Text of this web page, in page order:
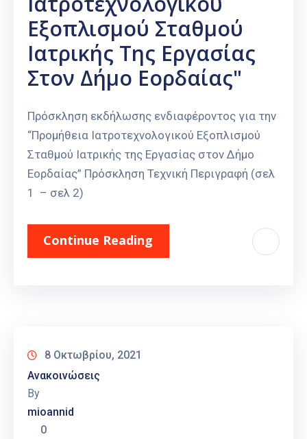
Εξοπλισμού Σταθμού
Ιατρικής Της Εργασίας
Στον Δήμο Εορδαίας"
Πρόσκληση εκδήλωσης ενδιαφέροντος για την
“Προμήθεια Ιατροτεχνολογικού Εξοπλισμού
Σταθμού Ιατρικής της Εργασίας στον Δήμο
Εορδαίας” Πρόσκληση Τεχνική Περιγραφή (σελ
1 – σελ 2)
Continue Reading
8 Οκτωβρίου, 2021
Ανακοινώσεις
By
mioannid
0